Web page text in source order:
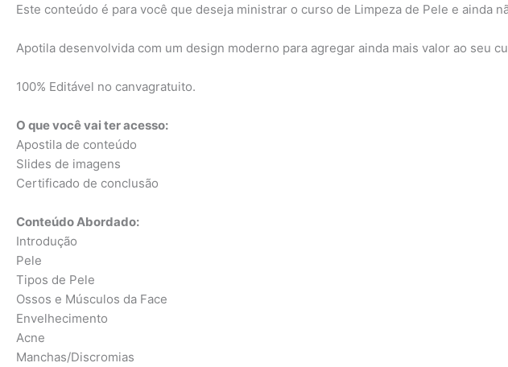
Este conteúdo é para você que deseja ministrar o curso de Limpeza de Pele e ainda
Apotila desenvolvida com um design moderno para agregar ainda mais valor ao seu
100% Editável no canvagratuito.
O que você vai ter acesso:
Apostila de conteúdo
Slides de imagens
Certificado de conclusão
Conteúdo Abordado:
Introdução
Pele
Tipos de Pele
Ossos e Músculos da Face
Envelhecimento
Acne
Manchas/Discromias